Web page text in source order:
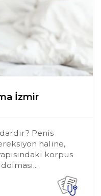
İzmir
Penis
haline,
korpus